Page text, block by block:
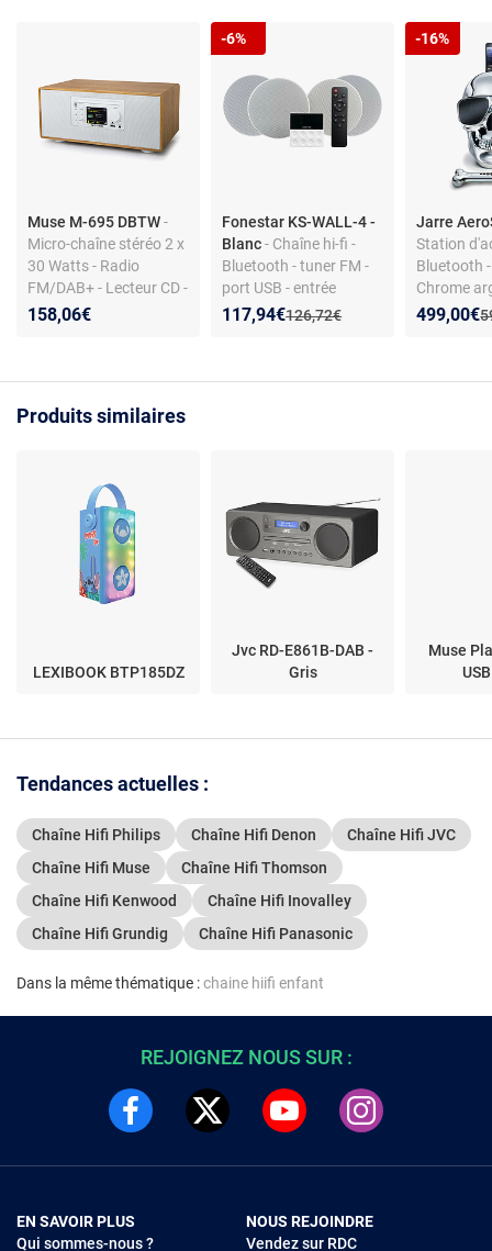
Muse M-695 DBTW-
Micro-chaîne stéréo 2 x
30 Watts - Radio
FM/DAB+ - Lecteur CD -
Bluetooth 5.0/NFC -
158,06€
Fonestar KS-WALL-4 -
Blanc- Chaîne hi-fi -
Bluetooth - tuner FM -
port USB - entrée
auxiliaire -Ancien prix :
126,72€
Nouveau prix :
117,94€
Réduction de :
-6%
Jarre
Station
Bluetooth
Chrome
canaux -
Nouveau
499,00€
-16%
Produits similaires
LEXIBOOK BTP185DZ
Jvc RD-E861B-DAB -
Gris
Muse
Tendances actuelles :
Chaîne Hifi Philips Chaîne Hifi Denon
Chaîne Hifi JVC
Chaîne Hifi Muse
Chaîne Hifi Thomson
Chaîne Hifi Kenwood
Chaîne Hifi Inovalley
Chaîne Hifi Grundig
Chaîne Hifi Panasonic
Dans la même thématique :chaine hiifi enfant
REJOIGNEZ NOUS SUR :
EN SAVOIR PLUS
Qui sommes-nous ?
NOUS REJOINDRE
Vendez sur RDC